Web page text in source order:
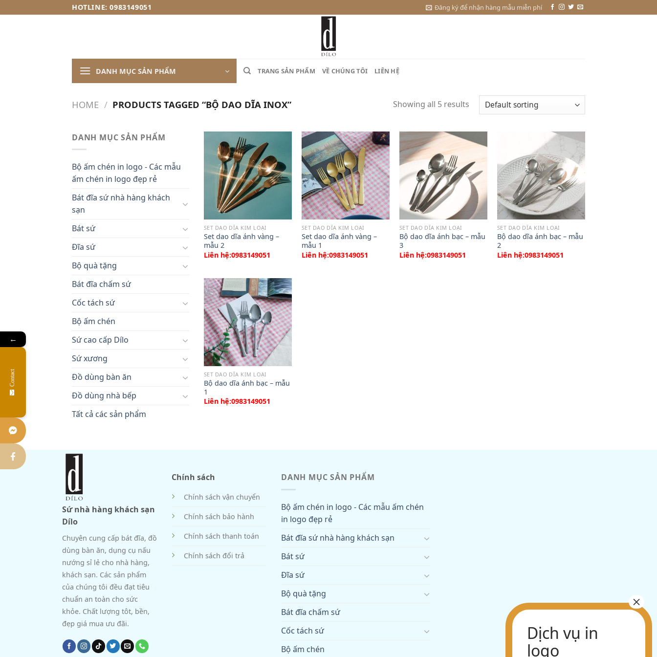
to
HOTLINE: 0983149051 Đăng ký để nhận hàng mẫu miễn phí
DANH MỤC SẢN PHẨM TRANG SẢN PHẨM VỀ CHÚNG TÔI LIÊN HỆ
HOME / PRODUCTS TAGGED “BỘ DAO DĨA INOX” Showing all 5 results
DANH MỤC SẢN PHẨM
Bộ ấm chén in logo - Các mẫu
ấm chén in logo đẹp rẻ
Bát đĩa sứ nhà hàng khách
sạn
Bát sứ
Đĩa sứ
Bộ quà tặng
Bát đĩa chấm sứ
Cốc tách sứ
Bộ ấm chén
Sứ cao cấp Dílo
Sứ xương
Đồ dùng bàn ăn
Đồ dùng nhà bếp
Tất cả các sản phẩm
SET DAO DĨA KIM LOẠI
Set dao dĩa ánh vàng –
mẫu 2
Liên hệ:0983149051
SET DAO DĨA KIM LOẠI
Set dao dĩa ánh vàng –
mẫu 1
Liên hệ:0983149051
SET DAO DĨA KIM LOẠI
Bộ dao dĩa ánh bạc – mẫu
3
Liên hệ:0983149051
SET DAO DĨA KIM LOẠI
Bộ dao dĩa ánh bạc – mẫu
2
Liên hệ:0983149051
SET DAO DĨA KIM LOẠI
Bộ dao dĩa ánh bạc – mẫu
1
Liên hệ:0983149051
Sứ nhà hàng khách sạn
Dílo
Chuyên cung cấp bát đĩa, đồ
dùng bàn ăn, dụng cụ nấu
nướng sỉ lẻ cho nhà hàng,
khách sạn. Các sản phẩm
của chúng tôi đều đạt tiêu
chuẩn an toàn cho sức
khỏe. Chất lượng tôt, bền,
đẹp giá mua ưu đãi.
Chính sách
Chính sách vận chuyển
Chính sách bảo hành
Chính sách thanh toán
Chính sách đổi trả
DANH MỤC SẢN PHẨM
Bộ ấm chén in logo - Các mẫu ấm chén
in logo đẹp rẻ
Bát đĩa sứ nhà hàng khách sạn
Bát sứ
Đĩa sứ
Bộ quà tặng
Bát đĩa chấm sứ
Cốc tách sứ
Bộ ấm chén
←
Contact